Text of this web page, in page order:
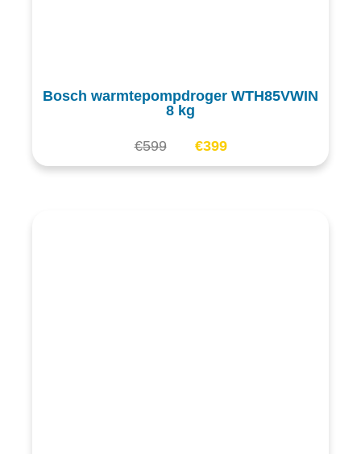
Bosch warmtepompdroger WTH85VWIN
8 kg
€599 €399